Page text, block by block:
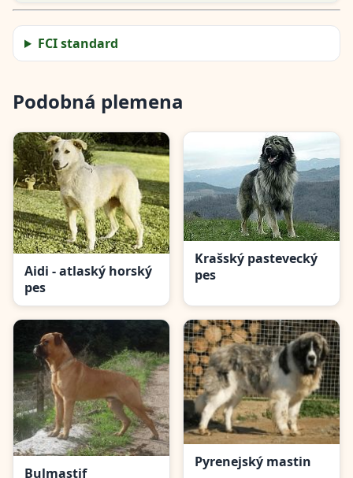
FCI standard
Podobná plemena
Aidi - atlaský horský
pes
Krašský pastevecký
pes
Bulmastif
Pyrenejský mastin